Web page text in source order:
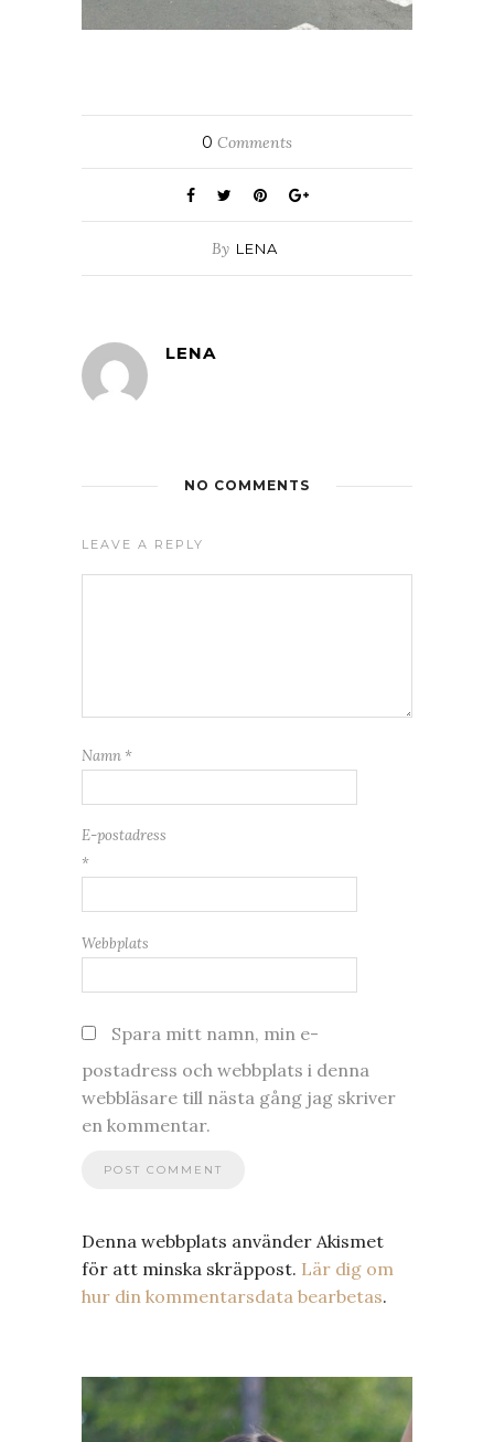
0 Comments
By LENA
LENA
NO COMMENTS
LEAVE A REPLY
Namn *
E-postadress
*
Webbplats
Spara mitt namn, min e-
postadress och webbplats i denna
webbläsare till nästa gång jag skriver
en kommentar.
Denna webbplats använder Akismet
för att minska skräppost. Lär dig om
hur din kommentarsdata bearbetas.